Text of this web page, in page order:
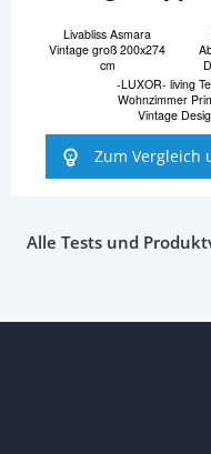
Livabliss Asmara
Vintage groß 200x274
cm
-LUXOR- living
Wohnzimmer
Vintage
Zum Vergleich
Alle Tests und